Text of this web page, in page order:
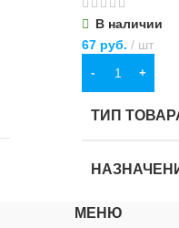
В наличии
67руб. шт
В КОРЗИНУ
ТИП
для
МЕНЮ